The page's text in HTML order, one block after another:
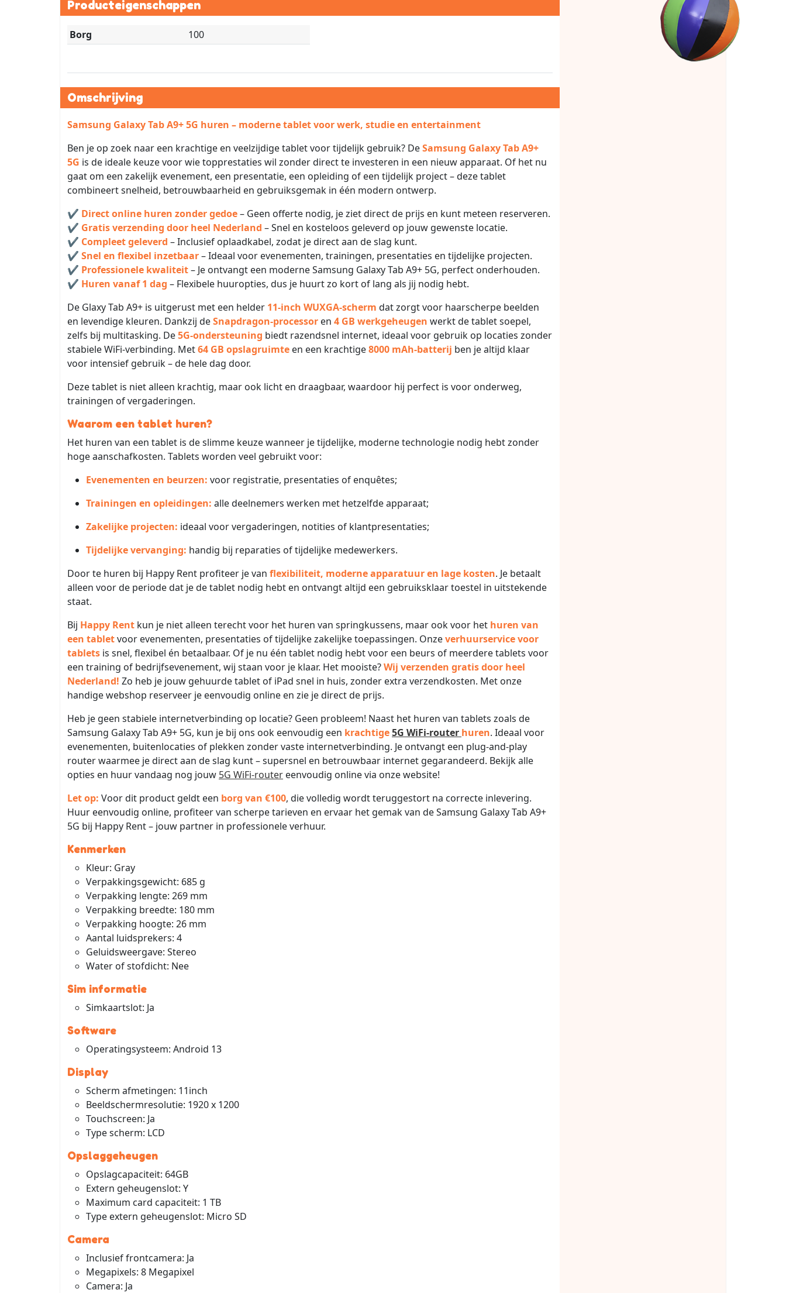
Producteigenschappen
Borg 100
Omschrijving
Samsung Galaxy Tab A9+ 5G huren – moderne tablet voor werk, studie en entertainment
Ben je op zoek naar een krachtige en veelzijdige tablet voor tijdelijk gebruik? DeSamsung Galaxy Tab A9+
5G is de ideale keuze voor wie topprestaties wil zonder direct te investeren in een nieuw apparaat. Of het nu
gaat om een zakelijk evenement, een presentatie, een opleiding of een tijdelijk project – deze tablet
combineert snelheid, betrouwbaarheid en gebruiksgemak in één modern ontwerp.
✔ Direct online huren zonder gedoe– Geen offerte nodig, je ziet direct de prijs en kunt meteen reserveren.
✔ Gratis verzending door heel Nederland – Snel en kosteloos geleverd op jouw gewenste locatie.
✔ Compleet geleverd – Inclusief oplaadkabel, zodat je direct aan de slag kunt.
✔ Snel en flexibel inzetbaar– Ideaal voor evenementen, trainingen, presentaties en tijdelijke projecten.
✔ Professionele kwaliteit– Je ontvangt een moderne Samsung Galaxy Tab A9+ 5G, perfect onderhouden.
✔ Huren vanaf 1 dag – Flexibele huuropties, dus je huurt zo kort of lang als jij nodig hebt.
De Glaxy Tab A9+ is uitgerust met een helder 11-inch WUXGA-scherm dat zorgt voor haarscherpe beelden
en levendige kleuren. Dankzij deSnapdragon-processor en 4 GB werkgeheugen werkt de tablet soepel,
zelfs bij multitasking. De5G-ondersteuning biedt razendsnel internet, ideaal voor gebruik op locaties zonder
stabiele WiFi-verbinding. Met64 GB opslagruimte en een krachtige8000 mAh-batterij ben je altijd klaar
voor intensief gebruik – de hele dag door.
Deze tablet is niet alleen krachtig, maar ook licht en draagbaar, waardoor hij perfect is voor onderweg,
trainingen of vergaderingen.
Waarom een tablet huren?
Het huren van een tablet is de slimme keuze wanneer je tijdelijke, moderne technologie nodig hebt zonder
hoge aanschafkosten. Tablets worden veel gebruikt voor:
Evenementen en beurzen: voor registratie, presentaties of enquêtes;
Trainingen en opleidingen: alle deelnemers werken met hetzelfde apparaat;
Zakelijke projecten: ideaal voor vergaderingen, notities of klantpresentaties;
Tijdelijke vervanging: handig bij reparaties of tijdelijke medewerkers.
Door te huren bij Happy Rent profiteer je van flexibiliteit, moderne apparatuur en lage kosten. Je betaalt
alleen voor de periode dat je de tablet nodig hebt en ontvangt altijd een gebruiksklaar toestel in uitstekende
staat.
Bij Happy Rent kun je niet alleen terecht voor het huren van springkussens, maar ook voor het huren van
een tabletvoor evenementen, presentaties of tijdelijke zakelijke toepassingen. Onzeverhuurservice voor
tablets is snel, flexibel én betaalbaar. Of je nu één tablet nodig hebt voor een beurs of meerdere tablets voor
een training of bedrijfsevenement, wij staan voor je klaar. Het mooiste?Wij verzenden gratis door heel
Nederland! Zo heb je jouw gehuurde tablet of iPad snel in huis, zonder extra verzendkosten. Met onze
handige webshop reserveer je eenvoudig online en zie je direct de prijs.
Heb je geen stabiele internetverbinding op locatie? Geen probleem! Naast het huren van tablets zoals de
Samsung Galaxy Tab A9+ 5G, kun je bij ons ook eenvoudig een krachtige5G WiFi-router huren. Ideaal voor
evenementen, buitenlocaties of plekken zonder vaste internetverbinding. Je ontvangt een plug-and-play
router waarmee je direct aan de slag kunt – supersnel en betrouwbaar internet gegarandeerd. Bekijk alle
opties en huur vandaag nog jouw 5G WiFi-router eenvoudig online via onze website!
Let op: Voor dit product geldt een borg van €100, die volledig wordt teruggestort na correcte inlevering.
Huur eenvoudig online, profiteer van scherpe tarieven en ervaar het gemak van de Samsung Galaxy Tab A9+
5G bij Happy Rent – jouw partner in professionele verhuur.
Kenmerken
Kleur: Gray
Verpakkingsgewicht: 685 g
Verpakking lengte: 269 mm
Verpakking breedte: 180 mm
Verpakking hoogte: 26 mm
Aantal luidsprekers: 4
Geluidsweergave: Stereo
Water of stofdicht: Nee
Sim informatie
Simkaartslot: Ja
Software
Operatingsysteem: Android 13
Display
Scherm afmetingen: 11inch
Beeldschermresolutie: 1920 x 1200
Touchscreen: Ja
Type scherm: LCD
Opslaggeheugen
Opslagcapaciteit: 64GB
Extern geheugenslot: Y
Maximum card capaciteit: 1 TB
Type extern geheugenslot: Micro SD
Camera
Inclusief frontcamera: Ja
Megapixels: 8 Megapixel
Camera: Ja